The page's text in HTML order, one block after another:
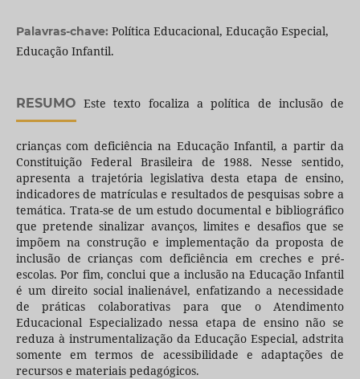
Palavras-chave: Política Educacional, Educação Especial,
Educação Infantil.
RESUMO Este texto focaliza a política de inclusão de
crianças com deficiência na Educação Infantil, a partir da
Constituição Federal Brasileira de 1988. Nesse sentido,
apresenta a trajetória legislativa desta etapa de ensino,
indicadores de matrículas e resultados de pesquisas sobre a
temática. Trata-se de um estudo documental e bibliográfico
que pretende sinalizar avanços, limites e desafios que se
impõem na construção e implementação da proposta de
inclusão de crianças com deficiência em creches e pré-
escolas. Por fim, conclui que a inclusão na Educação Infantil
é um direito social inalienável, enfatizando a necessidade
de práticas colaborativas para que o Atendimento
Educacional Especializado nessa etapa de ensino não se
reduza à instrumentalização da Educação Especial, adstrita
somente em termos de acessibilidade e adaptações de
recursos e materiais pedagógicos.